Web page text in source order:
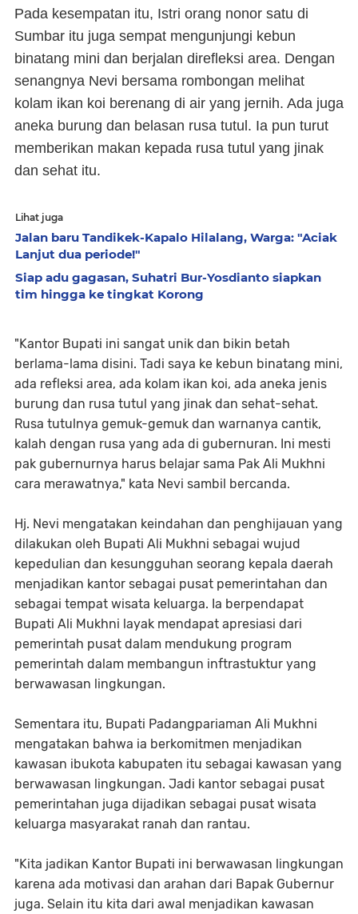
Pada kesempatan itu, Istri orang nonor satu di
Sumbar itu juga sempat mengunjungi kebun
binatang mini dan berjalan direfleksi area. Dengan
senangnya Nevi bersama rombongan melihat
kolam ikan koi berenang di air yang jernih. Ada juga
aneka burung dan belasan rusa tutul. Ia pun turut
memberikan makan kepada rusa tutul yang jinak
dan sehat itu.
Lihat juga
Jalan baru Tandikek-Kapalo Hilalang, Warga: "Aciak
Lanjut dua periode!"
Siap adu gagasan, Suhatri Bur-Yosdianto siapkan
tim hingga ke tingkat Korong
"Kantor Bupati ini sangat unik dan bikin betah
berlama-lama disini. Tadi saya ke kebun binatang mini,
ada refleksi area, ada kolam ikan koi, ada aneka jenis
burung dan rusa tutul yang jinak dan sehat-sehat.
Rusa tutulnya gemuk-gemuk dan warnanya cantik,
kalah dengan rusa yang ada di gubernuran. Ini mesti
pak gubernurnya harus belajar sama Pak Ali Mukhni
cara merawatnya," kata Nevi sambil bercanda.
Hj. Nevi mengatakan keindahan dan penghijauan yang
dilakukan oleh Bupati Ali Mukhni sebagai wujud
kepedulian dan kesungguhan seorang kepala daerah
menjadikan kantor sebagai pusat pemerintahan dan
sebagai tempat wisata keluarga. Ia berpendapat
Bupati Ali Mukhni layak mendapat apresiasi dari
pemerintah pusat dalam mendukung program
pemerintah dalam membangun inftrastuktur yang
berwawasan lingkungan.
Sementara itu, Bupati Padangpariaman Ali Mukhni
mengatakan bahwa ia berkomitmen menjadikan
kawasan ibukota kabupaten itu sebagai kawasan yang
berwawasan lingkungan. Jadi kantor sebagai pusat
pemerintahan juga dijadikan sebagai pusat wisata
keluarga masyarakat ranah dan rantau.
"Kita jadikan Kantor Bupati ini berwawasan lingkungan
karena ada motivasi dan arahan dari Bapak Gubernur
juga. Selain itu kita dari awal menjadikan kawasan